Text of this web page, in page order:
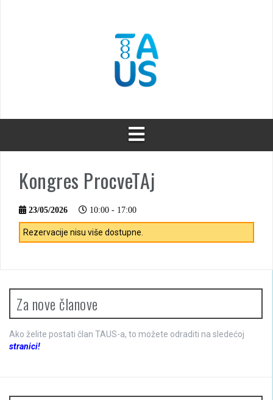
Kongres ProcveTAj
23/05/2026 10:00 - 17:00
Rezervacije nisu više dostupne.
Za nove članove
Ako želite postati član TAUS-a, to možete odraditi na sledećoj
stranici!